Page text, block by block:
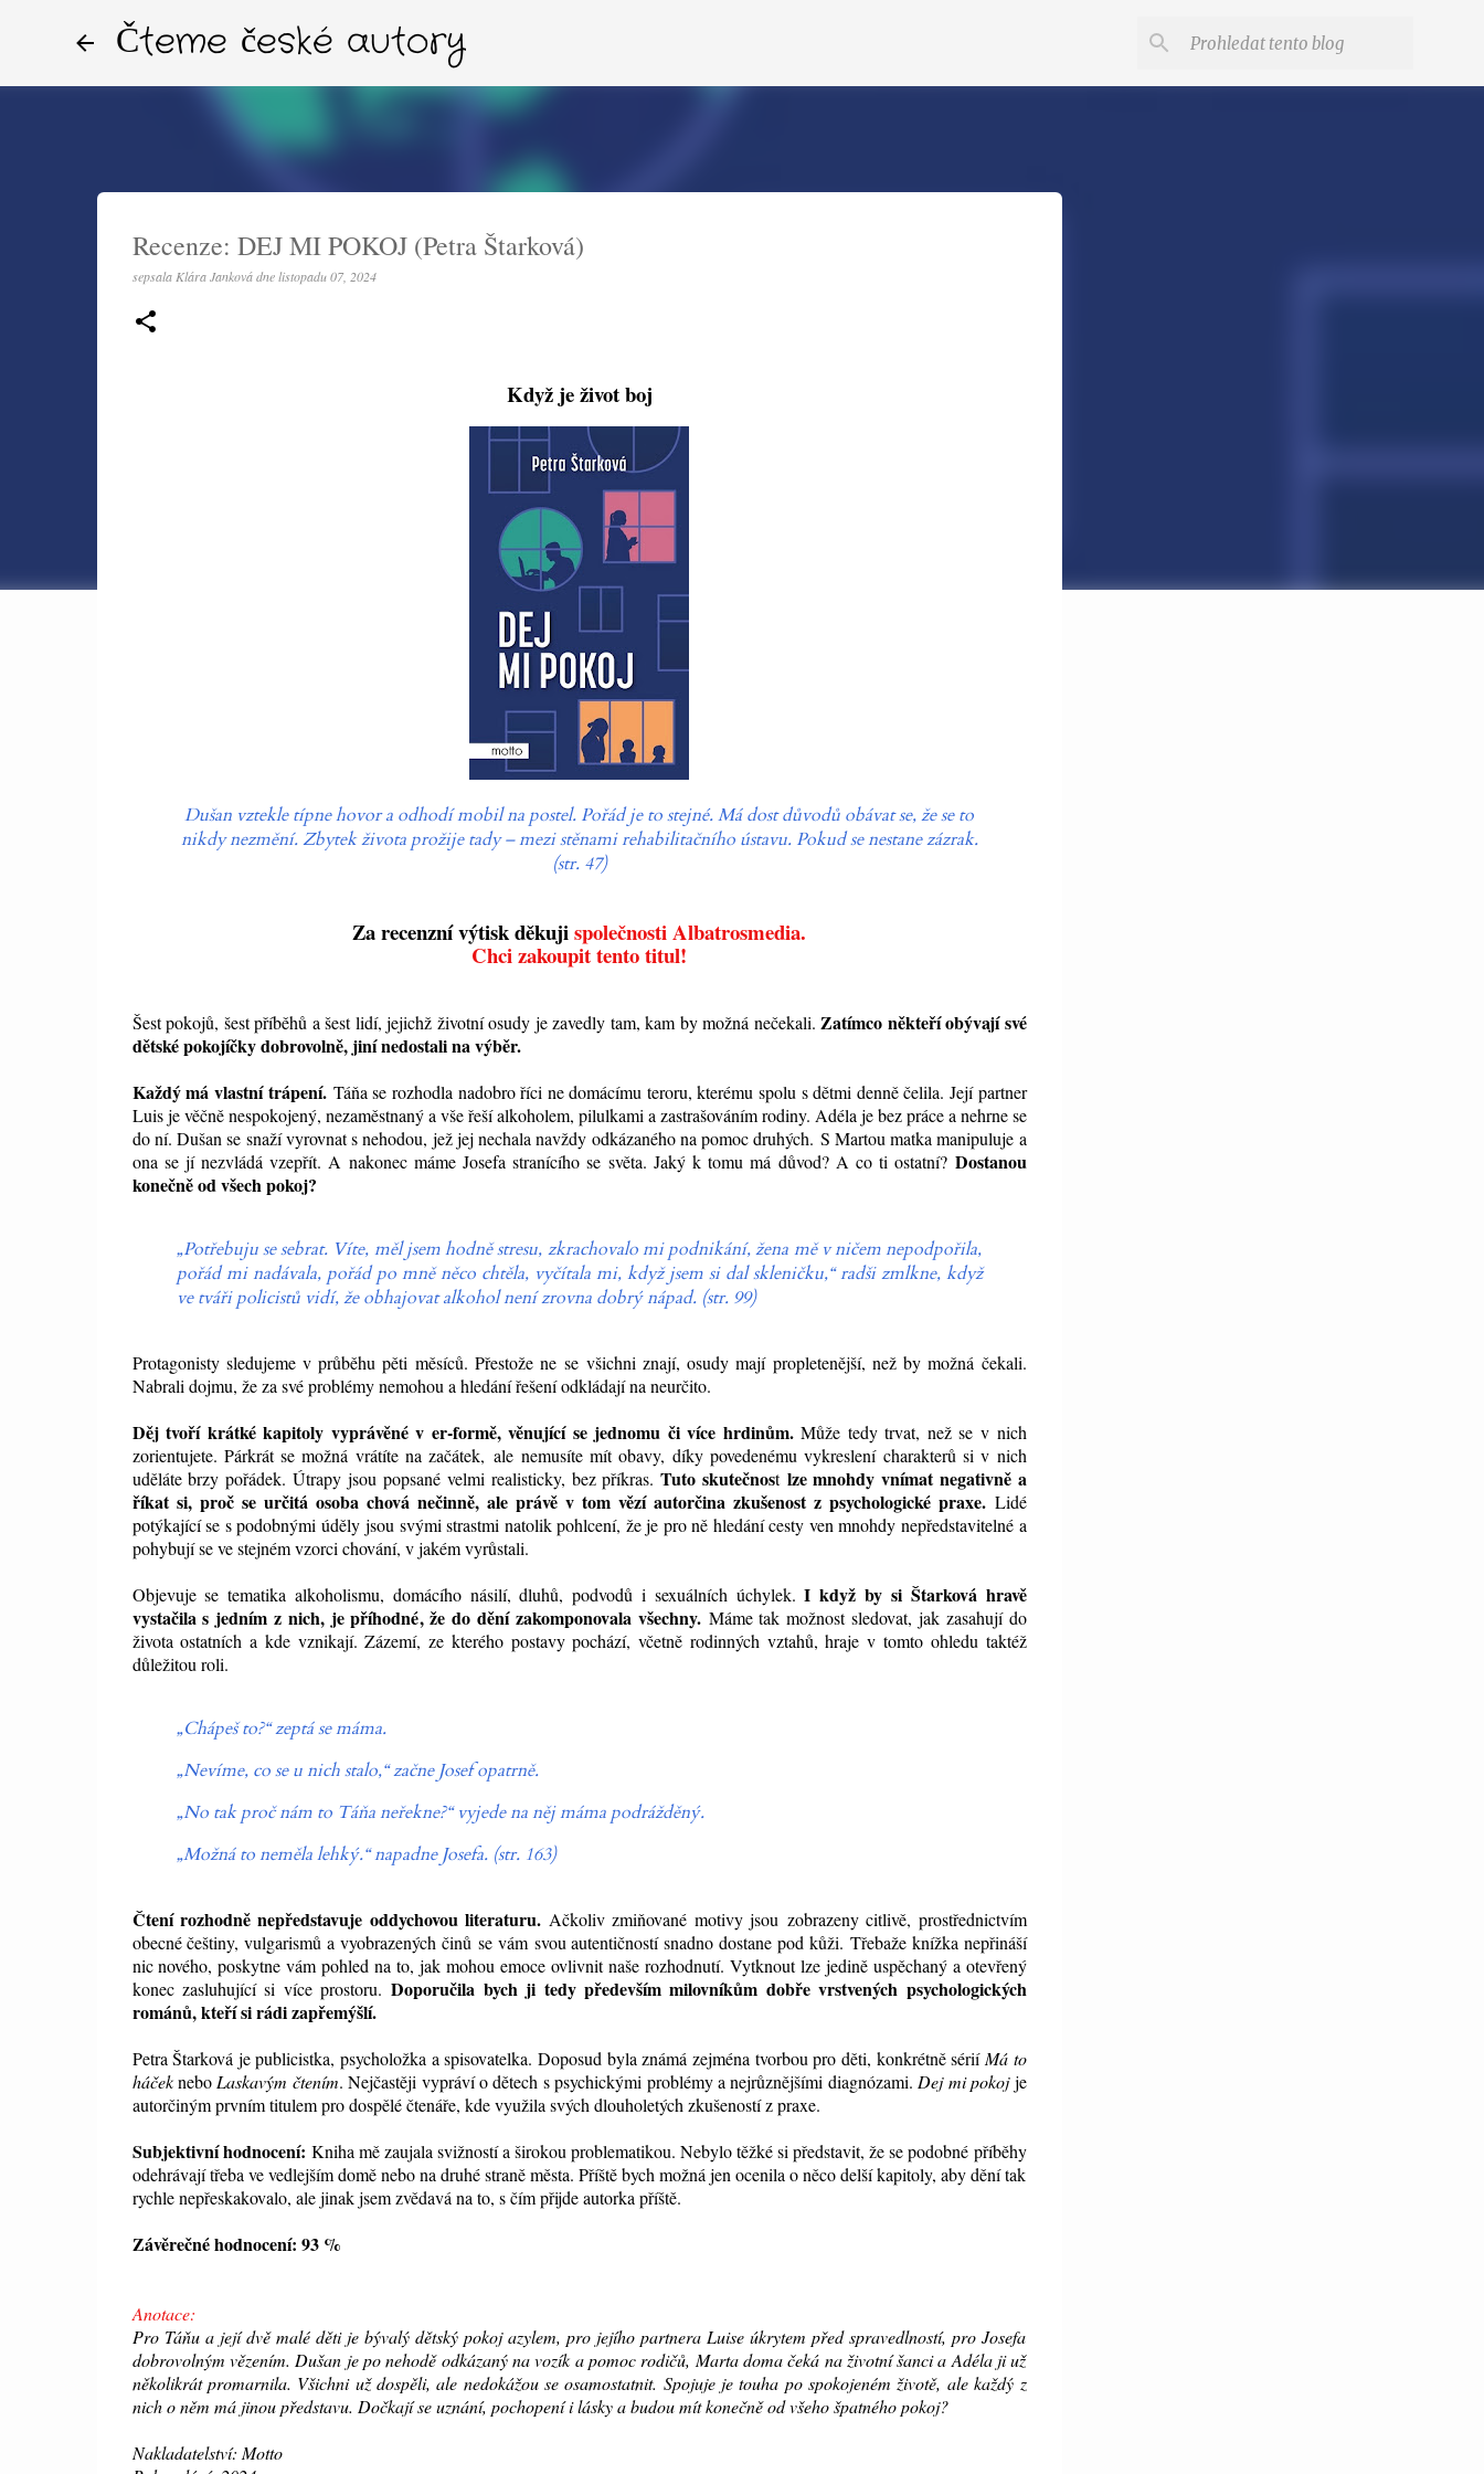
Čteme české autory
Recenze: DEJ MI POKOJ (Petra Štarková)
sepsala Klára Janková dnelistopadu 07, 2024
Když je život boj
Dušan vztekle típne hovor a odhodí mobil na postel. Pořád je to stejné. Má dost důvodů obávat se, že se to
nikdy nezmění. Zbytek života prožije tady – mezi stěnami rehabilitačního ústavu. Pokud se nestane zázrak.
(str. 47)
Za recenzní výtisk děkujispolečnosti Albatrosmedia.
Chci zakoupit tento titul!
Šest pokojů, šest příběhů a šest lidí, jejichž životní osudy je zavedly tam, kam by možná nečekali. Zatímco někteří obývají své
dětské pokojíčky dobrovolně, jiní nedostali na výběr.
Každý má vlastnítrápení. Táňa se rozhodla nadobro říci ne domácímu teroru, kterému spolu s dětmi denně čelila. Její partner
Luis je věčně nespokojený, nezaměstnaný a vše řeší alkoholem, pilulkami a zastrašováním rodiny. Adéla je bez práce a nehrne se
do ní. Dušan se snaží vyrovnat s nehodou, jež jej nechala navždy odkázaného na pomoc druhých. S Martou matka manipuluje a
ona se jí nezvládá vzepřít. A nakonec máme Josefa stranícího se světa. Jaký k tomu má důvod? A co ti ostatní? Dostanou
konečně od všech pokoj?
„Potřebuju se sebrat. Víte, měl jsem hodně stresu, zkrachovalo mi podnikání, žena mě v ničem nepodpořila,
pořád mi nadávala, pořád po mně něco chtěla, vyčítala mi, když jsem si dal skleničku,“ radši zmlkne, když
ve tváři policistů vidí, že obhajovat alkohol není zrovna dobrý nápad. (str. 99)
Protagonisty sledujeme v průběhu pěti měsíců. Přestože ne se všichni znají,osudy mají propletenější, než by možná čekali.
Nabrali dojmu, že za své problémy nemohou a hledání řešení odkládají na neurčito.
Děj tvoří krátké kapitoly vyprávěné v er-formě, věnující se jednomu či více hrdinům.Může tedy trvat, než se v nich
zorientujete. Párkrát se možná vrátíte na začátek, ale nemusíte mít obavy, díky povedenému vykreslení charakterů si v nich
uděláte brzy pořádek. Útrapy jsou popsané velmi realisticky, bez příkras. Tuto skutečnost lze mnohdy vnímat negativně a
říkat si, proč se určitá osoba chová nečinně, ale právě v tom vězí autorčina zkušenost z psychologické praxe. Lidé
potýkající se s podobnými úděly jsou svými strastmi natolik pohlcení, že je pro ně hledání cesty ven mnohdy nepředstavitelné a
pohybují se ve stejném vzorci chování, v jakém vyrůstali.
Objevuje se tematika alkoholismu, domácího násilí, dluhů, podvodů i sexuálních úchylek.I když by si Štarková hravě
vystačila s jedním z nich, je příhodné, že do dění zakomponovala všechny.Máme tak možnost sledovat, jak zasahují do
života ostatních a kde vznikají. Zázemí, ze kterého postavy pochází, včetně rodinných vztahů, hraje v tomto ohledu taktéž
důležitou roli.
„Chápeš to?“ zeptá se máma.
„Nevíme, co se u nich stalo,“ začne Josef opatrně.
„No tak proč nám to Táňa neřekne?“ vyjede na něj máma podrážděný.
„Možná to neměla lehký.“ napadne Josefa. (str. 163)
Čtení rozhodně nepředstavuje oddychovou literaturu. Ačkoliv zmiňované motivy jsou zobrazeny citlivě, prostřednictvím
obecné češtiny, vulgarismů a vyobrazených činů se vám svou autentičností snadno dostane pod kůži. Třebaže knížka nepřináší
nic nového, poskytne vám pohled na to, jak mohou emoce ovlivnit naše rozhodnutí. Vytknout lze jedině uspěchaný a otevřený
konec zasluhující si více prostoru.Doporučila bych ji tedy především milovníkům dobře vrstvených psychologických
románů, kteří si rádi zapřemýšlí.
Petra Štarková je publicistka, psycholožka a spisovatelka. Doposud byla známá zejména tvorbou pro děti, konkrétně sérií Má to
háčeknebo Laskavým čtením. Nejčastěji vypráví o dětech s psychickými problémy a nejrůznějšími diagnózami. Dej mi pokojje
autorčinýmprvním titulem pro dospělé čtenáře, kde využila svých dlouholetých zkušeností z praxe.
Subjektivní hodnocení: Kniha mě zaujala svižností a širokou problematikou. Nebylo těžké si představit, že se podobné příběhy
odehrávají třeba ve vedlejším domě nebo na druhé straně města. Příště bych možná jen ocenila o něco delší kapitoly, aby dění tak
rychle nepřeskakovalo, ale jinak jsem zvědavá na to, s čím přijdeautorka příště.
Závěrečné hodnocení: 93 %
Anotace:
Pro Táňu a její dvě malé děti je bývalý dětský pokoj azylem, pro jejího partnera Luise úkrytem před spravedlností, pro Josefa
dobrovolným vězením. Dušan je po nehodě odkázaný na vozík a pomoc rodičů, Marta doma čeká na životní šanci a Adéla ji už
několikrát promarnila. Všichni už dospěli, ale nedokážou se osamostatnit. Spojuje je touha po spokojeném životě, ale každý z
nich o něm má jinou představu. Dočkají se uznání, pochopení i lásky a budou mít konečně od všeho špatného pokoj?
Nakladatelství: Motto